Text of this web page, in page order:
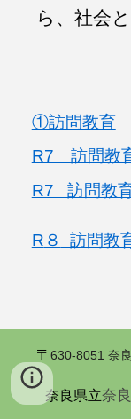
ら、社会
①訪問教育
R7 訪問教
R7 訪問教
R ８ 訪問教
〒630-8051 奈
奈良県立奈